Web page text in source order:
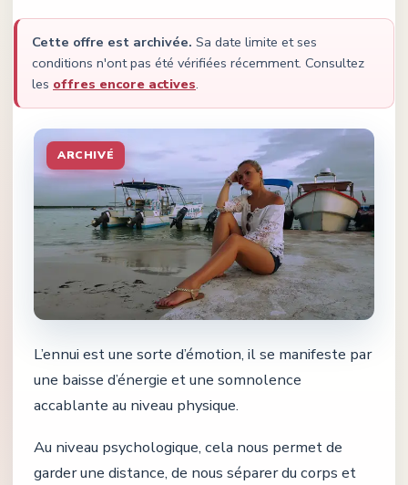
Cette offre est archivée. Sa date limite et ses
conditions n'ont pas été vérifiées récemment. Consultez
les offres encore actives.
ARCHIVÉ
L’ennui est une sorte d’émotion, il se manifeste par
une baisse d’énergie et une somnolence
accablante au niveau physique.
Au niveau psychologique, cela nous permet de
garder une distance, de nous séparer du corps et